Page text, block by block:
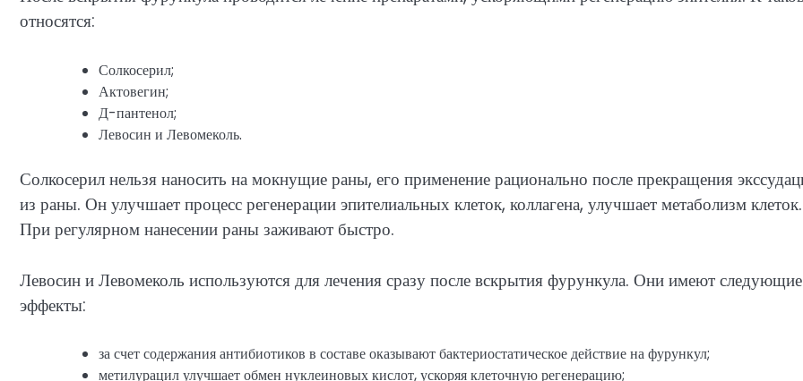
относятся:
Солкосерил;
Актовегин;
Д-пантенол;
Левосин и Левомеколь.
Солкосерил нельзя наносить на мокнущие раны, его применение рационально после прекращения
из раны. Он улучшает процесс регенерации эпителиальных клеток, коллагена, улучшает метаболизм клеток.
При регулярном нанесении раны заживают быстро.
Левосин и Левомеколь используются для лечения сразу после вскрытия фурункула. Они имеют следующие
эффекты:
за счет содержания антибиотиков в составе оказывают бактериостатическое действие на фурункул;
метилурацил улучшает обмен нуклеиновых кислот, ускоряя клеточную регенерацию;